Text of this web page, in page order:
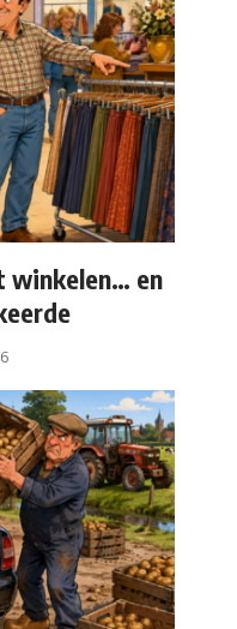
winkelen… en